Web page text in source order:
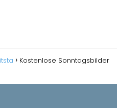
Kostenlose Sonntagsbilder